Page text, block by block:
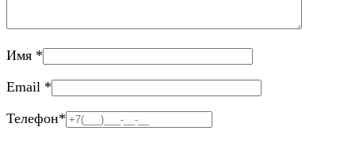
Имя *
Email *
Телефон*